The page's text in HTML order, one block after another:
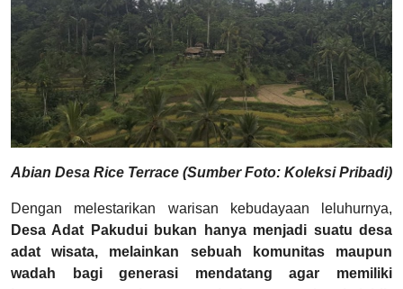
Abian Desa Rice Terrace (Sumber Foto: Koleksi Pribadi)
Dengan melestarikan warisan kebudayaan leluhurnya,
Desa Adat Pakudui bukan hanya menjadi suatu desa
adat wisata, melainkan sebuah komunitas maupun
wadah bagi generasi mendatang agar memiliki